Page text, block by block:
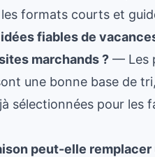
formats courts et
fiables de
marchands ? — Les
une bonne base de
sélectionnées pour les
peut-elle